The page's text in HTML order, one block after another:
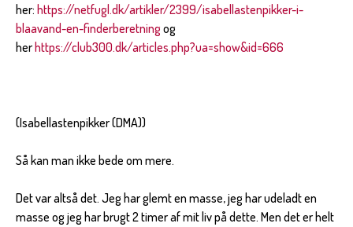
her: https://netfugl.dk/artikler/2399/isabellastenpikker-i-
blaavand-en-finderberetningog
her https://club300.dk/articles.php?ua=show&id=666
(Isabellastenpikker (DMA))
Så kan man ikke bede om mere.
Det var altså det. Jeg har glemt en masse, jeg har udeladt en
masse og jeg har brugt 2 timer af mit liv på dette. Men det er helt